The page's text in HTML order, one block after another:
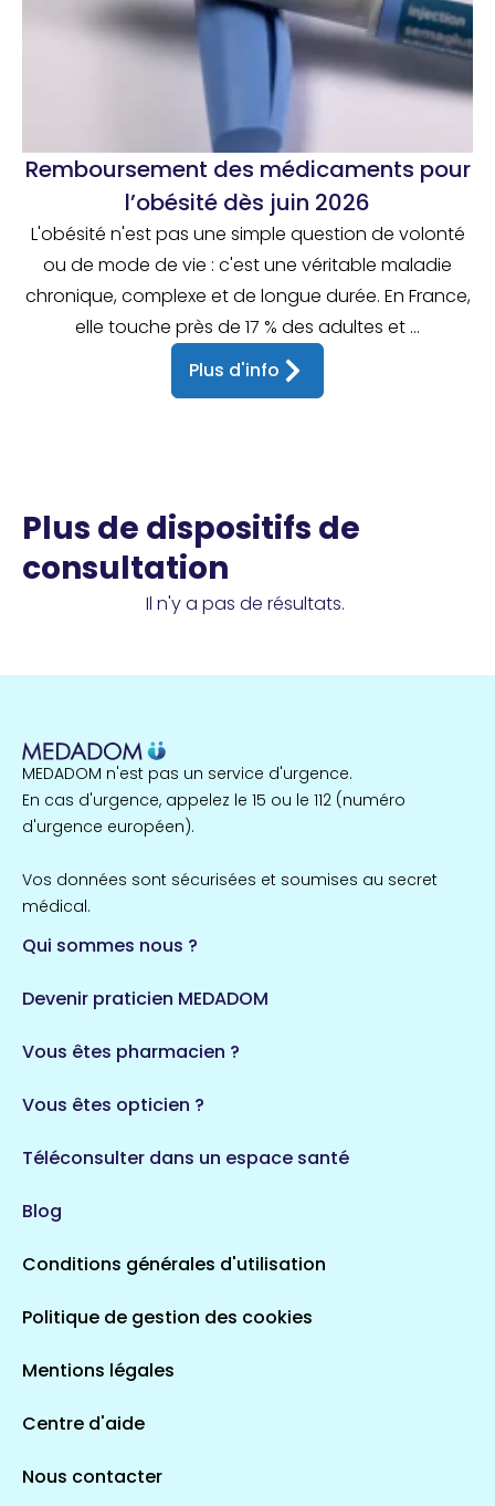
Remboursement des médicaments pour
l’obésité dès juin 2026
L'obésité n'est pas une simple question de volonté
ou de mode de vie : c'est une véritable maladie
chronique, complexe et de longue durée. En France,
elle touche près de 17 % des adultes et ...
Plus d'info
Plus de dispositifs de
consultation
Il n'y a pas de résultats.
MEDADOM n'est pas un service d'urgence.
En cas d'urgence, appelez le 15 ou le 112 (numéro
d'urgence européen).
Vos données sont sécurisées et soumises au secret
médical.
Qui sommes nous ?
Devenir praticien MEDADOM
Vous êtes pharmacien ?
Vous êtes opticien ?
Téléconsulter dans un espace santé
Blog
Conditions générales d'utilisation
Politique de gestion des cookies
Mentions légales
Centre d'aide
Nous contacter